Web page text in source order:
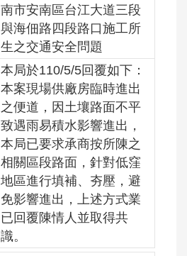
南市安南區台江大道三段
與海佃路四段路口施工所
生之交通安全問題
本局於110/5/5回覆如下：
本案現場供廠房臨時進出
之便道，因土壤路面不平
致遇雨易積水影響進出，
本局已要求承商按所陳之
相關區段路面，針對低窪
地區進行填補、夯壓，避
免影響進出，上述方式業
已回覆陳情人並取得共
識。